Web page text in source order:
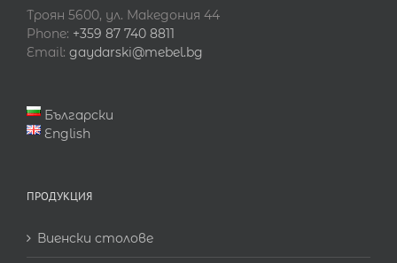
Троян 5600, ул. Македония 44
Phone: +359 87 740 8811
Email: gaydarski@mebel.bg
Български
English
ПРОДУКЦИЯ
Виенски столове